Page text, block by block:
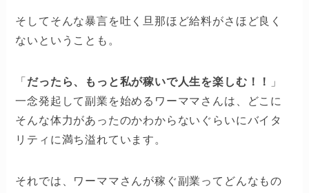
そしてそんな暴言を吐く旦那ほど給料がさほど良く
ないということも。
「 だったら、もっと私が稼いで人生を楽しむ！！
」
一念発起して副業を始めるワーママさんは、どこに
そんな体力があったのかわからないぐらいにバイタ
リティに満ち溢れています。
それでは、ワーママさんが稼ぐ副業ってどんなもの